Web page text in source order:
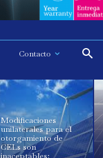
Contacto
Modificaciones
unilaterales para el
otorgamiento de
CELs son
inaceptables: